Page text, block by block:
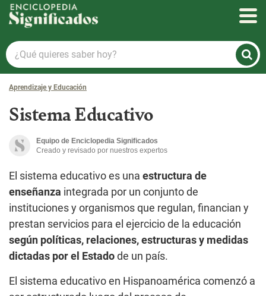
Enciclopedia Significados
¿Qué
quieres
saber
hoy?
Aprendizaje y Educación
Sistema Educativo
Equipo de Enciclopedia Significados
Creado y revisado por nuestros expertos
El sistema educativo es una estructura de
enseñanza integrada por un conjunto de
instituciones y organismos que regulan, financian y
prestan servicios para el ejercicio de la educación
según políticas, relaciones, estructuras y medidas
dictadas por el Estado de un país.
El sistema educativo en Hispanoamérica comenzó a